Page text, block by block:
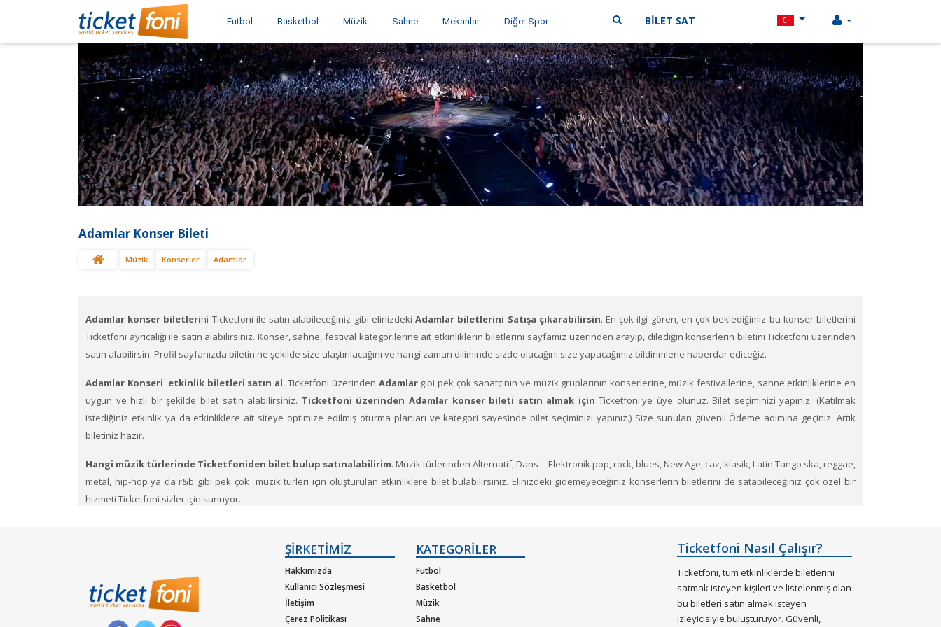
Futbol Basketbol Müzik Sahne Mekanlar Diğer Spor BİLET SAT
Adamlar Konser Bileti
Müzik Konserler Adamlar
Adamlar konser biletlerini Ticketfoni ile satın alabileceğiniz gibi elinizdekiAdamlar biletlerini Satışa çıkarabilirsin. En çok ilgi gören, en çok beklediğimiz bu konser biletlerini
Ticketfoni ayrıcalığı ile satın alabilirsiniz. Konser, sahne, festival kategorilerine ait etkinliklerin biletlerini sayfamız üzerinden arayıp, dilediğin konserlerin biletini Ticketfoni üzerinden
satın alabilirsin. Profil sayfanızda biletin ne şekilde size ulaştırılacağını ve hangi zaman diliminde sizde olacağını size yapacağımız bildirimlerle haberdar ediceğiz.
Adamlar Konseri etkinlik biletleri satın al. Ticketfoni üzerinden Adamlargibi pek çok sanatçının ve müzik gruplarının konserlerine, müzik festivallerine, sahne etkinliklerine en
uygun ve hızlı bir şekilde bilet satın alabilirsiniz. Ticketfoni üzerinden Adamlar konser bileti satın almak içinTicketfoni'ye üye olunuz. Bilet seçiminizi yapınız. (Katılmak
istediğiniz etkinlik ya da etkinliklere ait siteye optimize edilmiş oturma planları ve kategori sayesinde bilet seçiminizi yapınız.) Size sunulan güvenli Ödeme adımına geçiniz. Artık
biletiniz hazır.
Hangi müzik türlerinde Ticketfoniden bilet bulup satınalabilirim. Müzik türlerinden Alternatif, Dans – Elektronik pop, rock, blues, New Age, caz, klasik, Latin Tango ska, reggae,
metal, hip-hop ya da r&b gibi pek çok müzik türleri için oluşturulan etkinliklere bilet bulabilirsiniz. Elinizdeki gidemeyeceğiniz konserlerin biletlerini de satabileceğiniz çok özel bir
hizmeti Ticketfoni sizler için sunuyor.
ŞİRKETİMİZ
Hakkımızda
Kullanıcı Sözleşmesi
İletişim
Çerez Politikası
KATEGORİLER
Futbol
Basketbol
Müzik
Sahne
Ticketfoni Nasıl Çalışır?
Ticketfoni, tüm etkinliklerde biletlerini
satmak isteyen kişileri ve listelenmiş olan
bu biletleri satın almak isteyen
izleyicisiyle buluşturuyor. Güvenli,